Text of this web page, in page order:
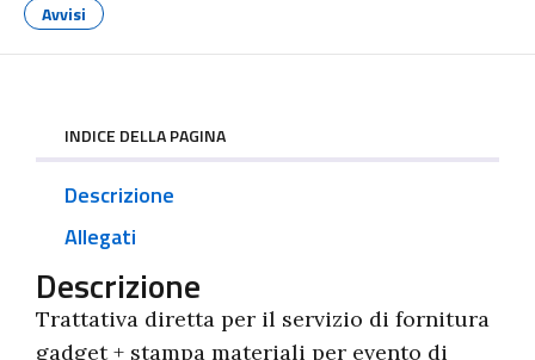
Avvisi
INDICE DELLA PAGINA
Descrizione
Allegati
Descrizione
Trattativa diretta per il servizio di fornitura
gadget + stampa materiali per evento di